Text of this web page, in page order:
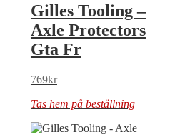
Gilles Tooling –
Axle Protectors
Gta Fr
769kr
Tas hem på beställning